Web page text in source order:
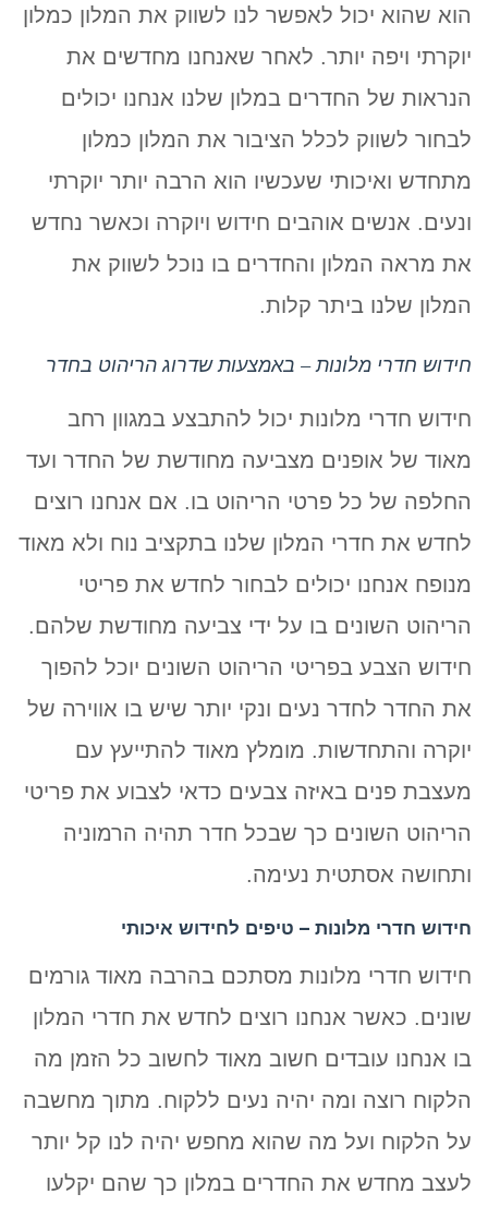
הוא שהוא יכול לאפשר לנו לשווק את המלון כמלון
יוקרתי ויפה יותר. לאחר שאנחנו מחדשים את
הנראות של החדרים במלון שלנו אנחנו יכולים
לבחור לשווק לכלל הציבור את המלון כמלון
מתחדש ואיכותי שעכשיו הוא הרבה יותר יוקרתי
ונעים. אנשים אוהבים חידוש ויוקרה וכאשר נחדש
את מראה המלון והחדרים בו נוכל לשווק את
המלון שלנו ביתר קלות.
חידוש חדרי מלונות – באמצעות שדרוג הריהוט בחדר
חידוש חדרי מלונות יכול להתבצע במגוון רחב
מאוד של אופנים מצביעה מחודשת של החדר ועד
החלפה של כל פרטי הריהוט בו. אם אנחנו רוצים
לחדש את חדרי המלון שלנו בתקציב נוח ולא מאוד
מנופח אנחנו יכולים לבחור לחדש את פריטי
הריהוט השונים בו על ידי צביעה מחודשת שלהם.
חידוש הצבע בפריטי הריהוט השונים יוכל להפוך
את החדר לחדר נעים ונקי יותר שיש בו אווירה של
יוקרה והתחדשות. מומלץ מאוד להתייעץ עם
מעצבת פנים באיזה צבעים כדאי לצבוע את פריטי
הריהוט השונים כך שבכל חדר תהיה הרמוניה
ותחושה אסתטית נעימה.
חידוש חדרי מלונות – טיפים לחידוש איכותי
חידוש חדרי מלונות מסתכם בהרבה מאוד גורמים
שונים. כאשר אנחנו רוצים לחדש את חדרי המלון
בו אנחנו עובדים חשוב מאוד לחשוב כל הזמן מה
הלקוח רוצה ומה יהיה נעים ללקוח. מתוך מחשבה
על הלקוח ועל מה שהוא מחפש יהיה לנו קל יותר
לעצב מחדש את החדרים במלון כך שהם יקלעו